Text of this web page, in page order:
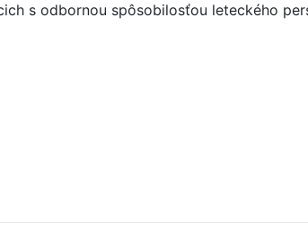
s odbornou spôsobilosťou leteckého